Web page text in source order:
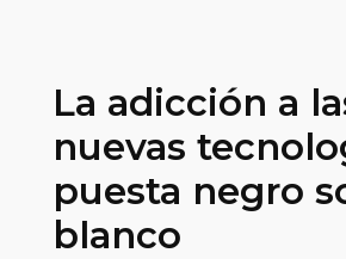
La adicción a
nuevas
puesta negro
blanco